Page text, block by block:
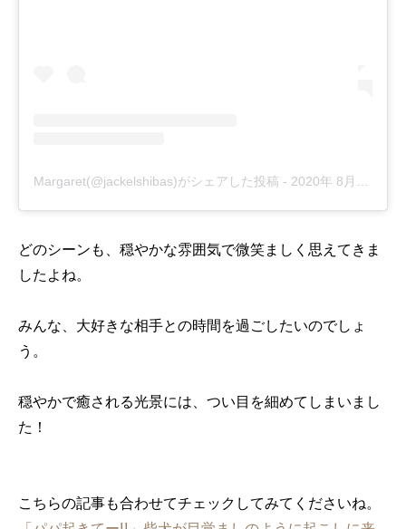
Margaret(@jackelshibas)がシェアした投稿 - 2020年 8月月31日午後9時31分PDT
どのシーンも、穏やかな雰囲気で微笑ましく思えてきま
したよね。
みんな、大好きな相手との時間を過ごしたいのでしょ
う。
穏やかで癒される光景には、つい目を細めてしまいまし
た！
こちらの記事も合わせてチェックしてみてくださいね。